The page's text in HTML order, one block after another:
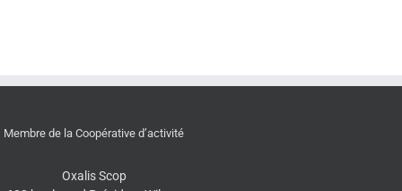
Membre de la Coopérative d’activité
Oxalis Scop